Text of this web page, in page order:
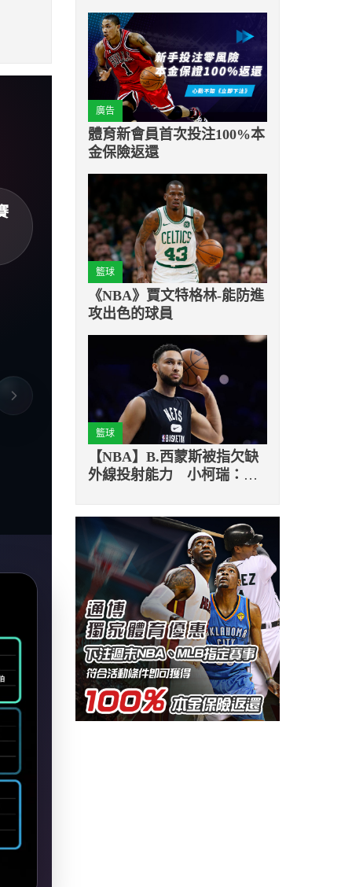
廣告
體育新會員首次投注100%本
金保險返還
籃球
《NBA》賈文特格林-能防進
攻出色的球員
籃球
【NBA】B.西蒙斯被指欠缺
外線投射能力 小柯瑞：不